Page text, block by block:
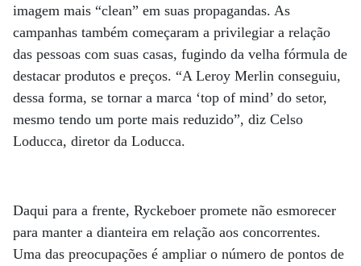
imagem mais “clean” em suas propagandas. As
campanhas também começaram a privilegiar a relação
das pessoas com suas casas, fugindo da velha fórmula de
destacar produtos e preços. “A Leroy Merlin conseguiu,
dessa forma, se tornar a marca ‘top of mind’ do setor,
mesmo tendo um porte mais reduzido”, diz Celso
Loducca, diretor da Loducca.
Daqui para a frente, Ryckeboer promete não esmorecer
para manter a dianteira em relação aos concorrentes.
Uma das preocupações é ampliar o número de pontos de